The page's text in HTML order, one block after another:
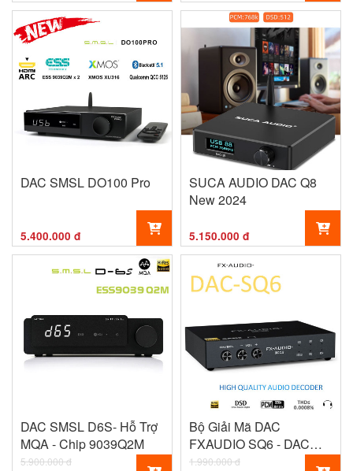
DAC SMSL DO100 Pro
5.400.000 đ
SUCA AUDIO DAC Q8
New 2024
5.150.000 đ
DAC SMSL D6S- Hỗ Trợ
MQA - Chip 9039Q2M
5.900.000 đ
Bộ Giải Mã DAC
FXAUDIO SQ6 - DAC
Chơi Oto
1.990.000 đ